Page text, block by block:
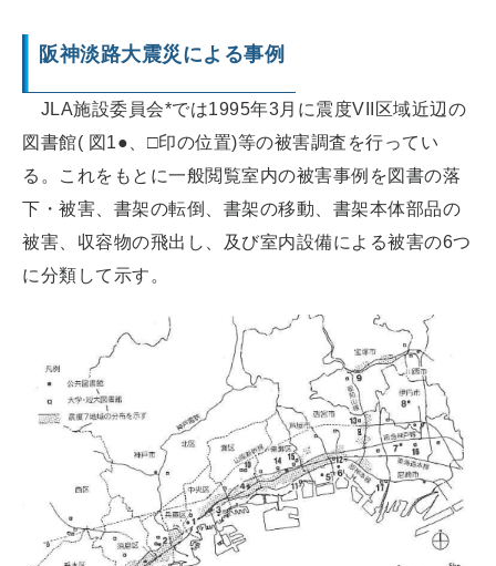
阪神淡路大震災による事例
JLA施設委員会*では1995年3月に震度VII区域近辺の
図書館( 図1●、□印の位置)等の被害調査を行ってい
る。これをもとに一般閲覧室内の被害事例を図書の落
下・被害、書架の転倒、書架の移動、書架本体部品の
被害、収容物の飛出し、及び室内設備による被害の6つ
に分類して示す。